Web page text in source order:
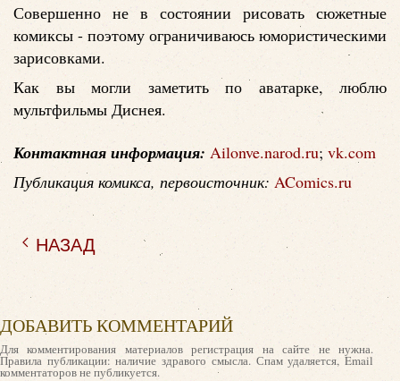
Совершенно не в состоянии рисовать сюжетные
комиксы - поэтому ограничиваюсь юмористическими
зарисовками.
Как вы могли заметить по аватарке, люблю
мультфильмы Диснея.
Контактная информация: Ailonve.narod.ru; vk.com
Публикация комикса, первоисточник: AComics.ru
НАЗАД
ДОБАВИТЬ КОММЕНТАРИЙ
Для комментирования материалов регистрация на сайте не нужна.
Правила публикации: наличие здравого смысла. Спам удаляется, Email
комментаторов не публикуется.